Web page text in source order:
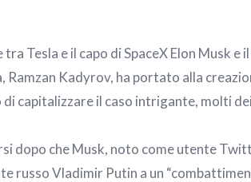
tra Tesla e il capo di SpaceX Elon Musk
Ramzan Kadyrov, ha portato alla
di capitalizzare il caso intrigante, molti
dopo che Musk, noto come utente
russo Vladimir Putin a un